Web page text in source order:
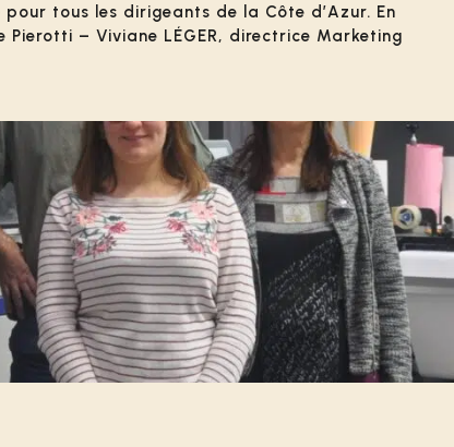
tous les dirigeants de la Côte d’Azur. En
– Viviane LÉGER, directrice Marketing